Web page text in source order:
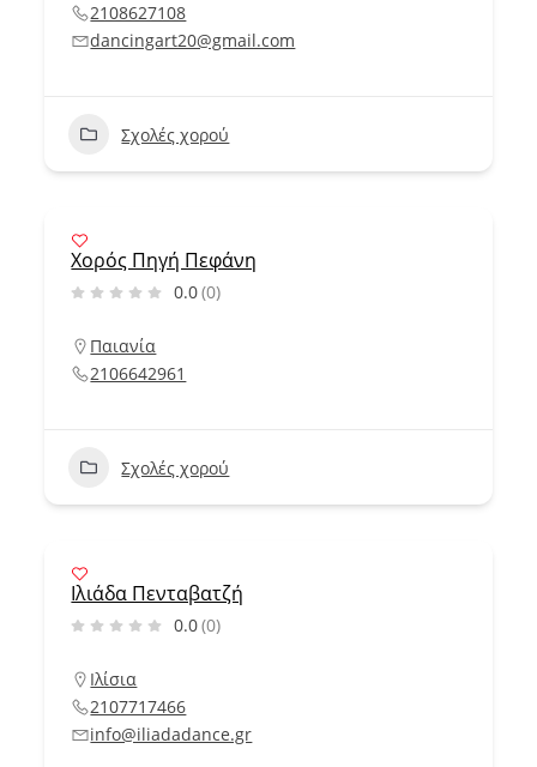
2108627108
dancingart20@gmail.com
Σχολές χορού
Χορός Πηγή Πεφάνη
0.0(0)
Παιανία
2106642961
Σχολές χορού
Ιλιάδα Πενταβατζή
0.0(0)
Ιλίσια
2107717466
info@iliadadance.gr